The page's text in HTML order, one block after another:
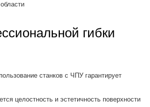
гибки
станков с ЧПУ гарантирует
целостность и эстетичность поверхности